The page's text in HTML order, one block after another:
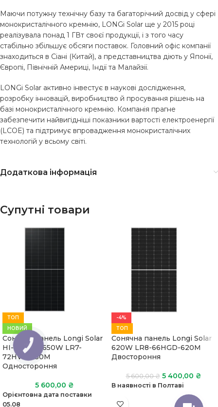
Маючи потужну технічну базу та багаторічний досвід у сфері
монокристалічного кремнію, LONGi Solar ще у 2015 році
реалізувала понад 1 ГВт своєї продукції, і з того часу
стабільно збільшує обсяги поставок. Головний офіс компанії
знаходиться в Сіані (Китай), а представництва діють у Японії,
Європі, Північній Америці, Індії та Малайзії.
LONGi Solar активно інвестує в наукові дослідження,
розробку інновацій, виробництво й просування рішень на
базі монокристалічного кремнію. Компанія прагне
забезпечити найвигідніші показники вартості електроенергії
(LCOE) та підтримує впровадження монокристалічних
технологій у всьому світі.
Додаткова інформація
Супутні товари
ТОП
НОВИЙ
Сонячна панель Longi Solar
HI-MO X10 650W LR7-
72HVH-650M
Одностороння
5 600,00 ₴
Орієнтовна дата поставки
05.08
-4%
ТОП
Сонячна панель Longi Solar
620W LR8-66HGD-620M
Двостороння
5 600,00₴ 5 400,00 ₴
В наявності в Полтаві
КНОПКА
ЗВ'ЯЗКУ